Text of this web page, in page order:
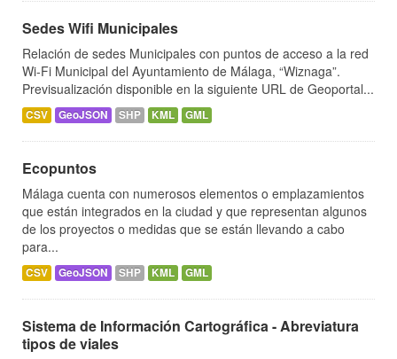
Sedes Wifi Municipales
Relación de sedes Municipales con puntos de acceso a la red
Wi-Fi Municipal del Ayuntamiento de Málaga, “Wiznaga”.
Previsualización disponible en la siguiente URL de Geoportal...
CSV GeoJSON SHP KML GML
Ecopuntos
Málaga cuenta con numerosos elementos o emplazamientos
que están integrados en la ciudad y que representan algunos
de los proyectos o medidas que se están llevando a cabo
para...
CSV GeoJSON SHP KML GML
Sistema de Información Cartográfica - Abreviatura
tipos de viales